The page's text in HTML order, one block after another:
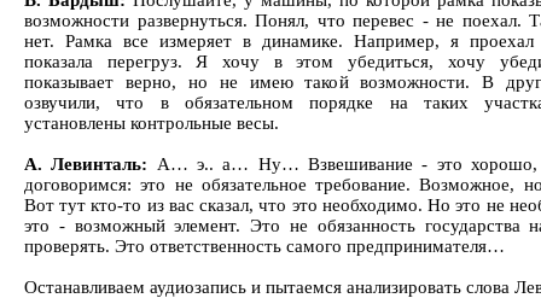
возможности развернуться. Понял, что перевес - не поехал.
нет. Рамка все измеряет в динамике. Например, я проехал
показала перегруз. Я хочу в этом убедиться, хочу
показывает верно, но не имею такой возможности. В
озвучили, что в обязательном порядке на таких
установлены контрольные весы.
А. Левинталь: А… э.. а… Ну… Взвешивание - это хорошо,
договоримся: это не обязательное требование. Возможное,
Вот тут кто-то из вас сказал, что это необходимо. Но это не
это - возможный элемент. Это не обязанность государства
проверять. Это ответственность самого предпринимателя…
Останавливаем аудиозапись и пытаемся анализировать слова